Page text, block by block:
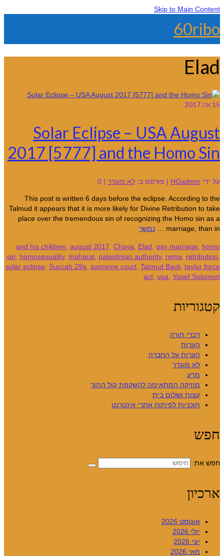
Skip to Main Content
60ribo
Elad
15אוג 2017
Solar Eclipse – USA August
2017 [5777] and the Homo Sin
על ידי HGadmin
| פורסם ב: לא מוגדר |
0
This post is written 6 days before the eclipse. According to the
Talmud it appears that it is more likely for Divine Retribution to take
place over the tremendous sin of recognizing the Homo sin as a
marriage, than in …
נמשך
and his children ,august 2017 ,Chaya ,Elad ,gay marriage ,homo
sin
,homosexuality ,maharal ,palestinian authority ,rema ,retribution
solar eclipse
,Succah 29a ,supreme court ,Talmud Bavli ,taylor force
act ,usa ,Yosef Solomon
קטגוריות
דברי תורה
הערות
הערות על החברה
לא מוגדר
מדע
מוזיקה המתאימה להשקפת קול התור
עצות ושלום בית
תוכניות לפיתוח אתרי אינטרנט
חפש
חפש את:
ארכיון
אוגוסט 2026
יולי 2026
יוני 2026
מאי 2026